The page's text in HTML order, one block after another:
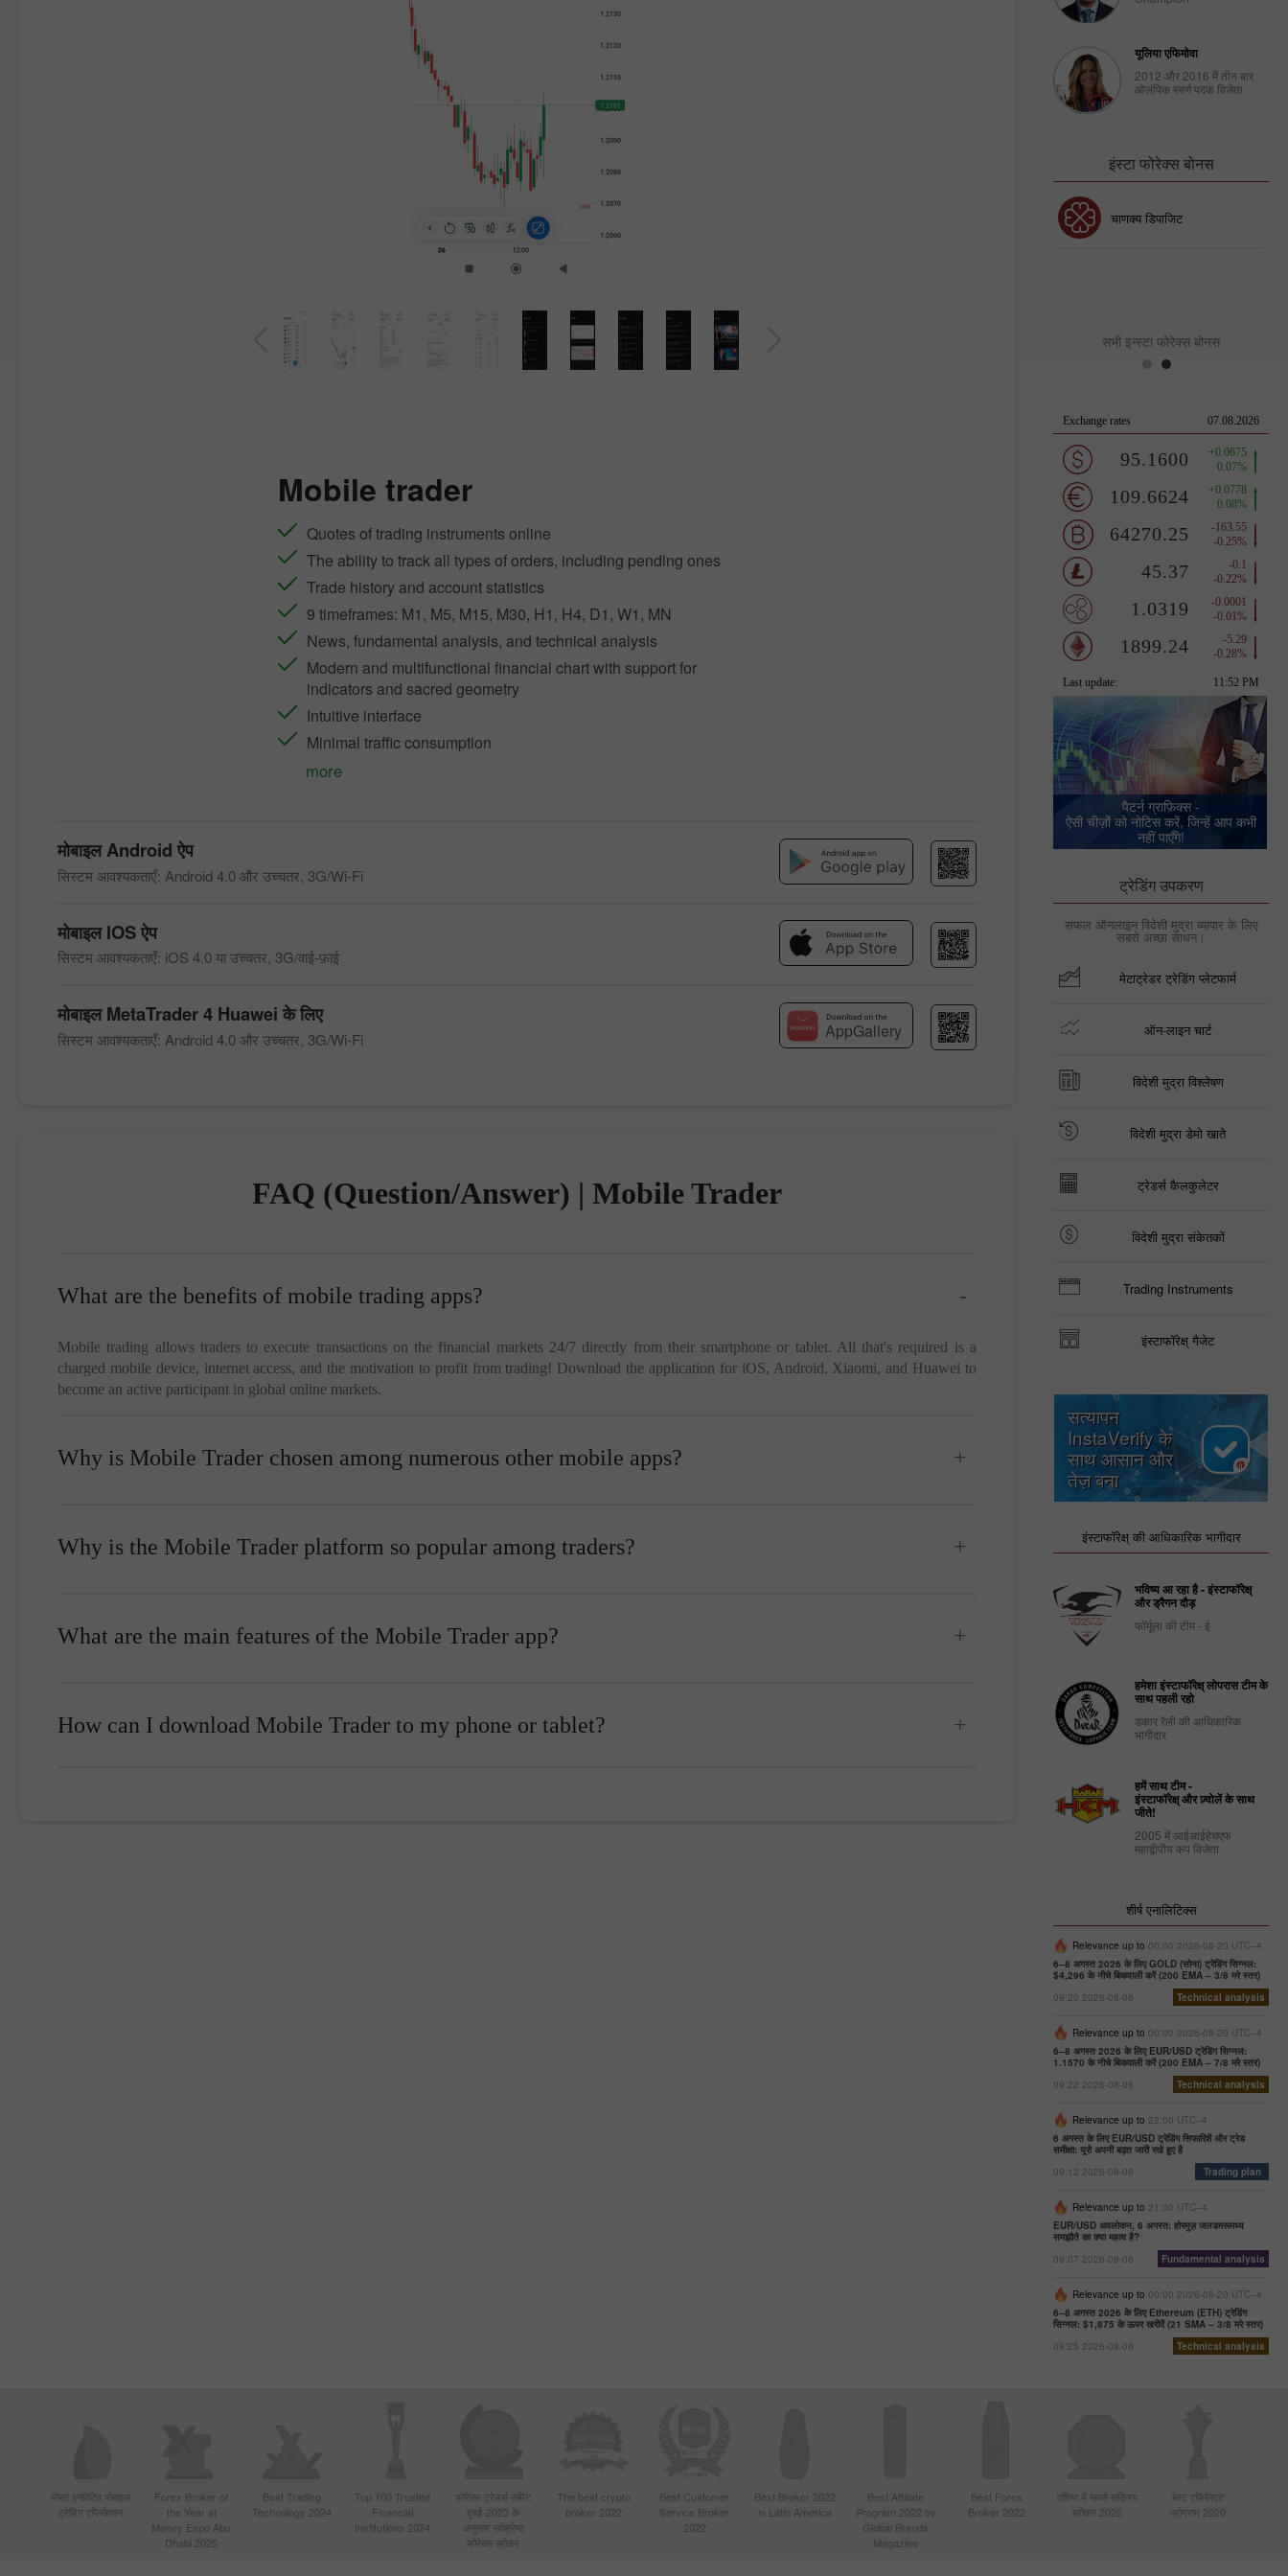
Mobile trader
Quotes of trading instruments online
The ability to track all types of orders, including pending ones
Trade history and account statistics
9 timeframes: M1, M5, M15, M30, H1, H4, D1, W1, MN
News, fundamental analysis, and technical analysis
Modern and multifunctional financial chart with support for
indicators and sacred geometry
Intuitive interface
Minimal traffic consumption
more
मोबाइल Android ऐप
सिस्टम आवश्यकताएँ: Android 4.0 और उच्चतर, 3G/Wi-Fi
मोबाइल IOS ऐप
सिस्टम आवश्यकताएँ: iOS 4.0 या उच्चतर, 3G/वाई-फ़ाई
मोबाइलMetaTrader 4 Huawei के लिए
सिस्टम आवश्यकताएँ: Android 4.0 और उच्चतर, 3G/Wi-Fi
FAQ (Question/Answer) | Mobile Trader
What are the benefits of mobile trading apps?
Mobile trading allows traders to execute transactions on the financial markets 24/7 directly from their smartphone or tablet. All that's required is a
charged mobile device, internet access, and the motivation to profit from trading! Download the application for iOS, Android, Xiaomi, and Huawei to
become an active participant in global online markets.
Why is Mobile Trader chosen among numerous other mobile apps?
Why is the Mobile Trader platform so popular among traders?
What are the main features of the Mobile Trader app?
How can I download Mobile Trader to my phone or tablet?
यूलिया एफिमोवा
2012 और 2016 में तीन बार
ओलंपिक स्वर्ण पदक विजेता
इंस्टा फोरेक्स बोनस
इंस्टा फोरेक्स क्लब बोनस
चाणक्य डिपाजिट
सभी इन्स्टा फोरेक्स बोनस
पैटर्न ग्राफ़िक्स -
ऐसी चीज़ों को नोटिस करें, जिन्हें आप कभी
नहीं पाएँगे!
ट्रेडिंग उपकरण
सफल ऑनलाइन विदेशी मुद्रा व्यापार के लिए
सबसे अच्छा साधन।
मेटाट्रेडर ट्रेडिंग प्लेटफार्म
ऑन-लाइन चार्ट
विदेशी मुद्रा विश्लेषण
विदेशी मुद्रा डेमो खाते
ट्रेडर्स कैलकुलेटर
विदेशी मुद्रा संकेतकों
Trading Instruments
इंस्टाफॉरेक्ष् गैजेट
सत्यापन
InstaVerify के
साथ आसान और
तेज़ बना
इंस्टाफॉरेक्ष् की आधिकारिक भागीदार
भविष्य आ रहा है - इंस्टाफॉरेक्ष्
और ड्रैगन दौड़
फॉर्मूला की टीम - ई
हमेशा इंस्टाफॉरेक्ष् लोपरास टीम के
साथ पहली रहो
डकार रैली की आधिकारिक
भागीदार
हमें साथ टीम -
इंस्टाफॉरेक्ष् और ज़्वोलें के साथ
जीते!
2005 में आईआईहेचएफ
महाद्वीपीय कप विजेता
शीर्ष एनालिटिक्स
Relevance up to 00:00 2026-08-20 UTC--4
6–8 अगस्त 2026 के लिए GOLD (सोना) ट्रेडिंग सिग्नल:
$4,296 के नीचे बिकवाली करें (200 EMA – 3/8 मरे स्तर)
09:20 2026-08-06
Technical analysis
Relevance up to 00:00 2026-08-20 UTC--4
6–8 अगस्त 2026 के लिए EUR/USD ट्रेडिंग सिग्नल:
1.1570 के नीचे बिकवाली करें (200 EMA – 7/8 मरे स्तर)
09:22 2026-08-06
Technical analysis
Relevance up to 22:00 UTC--4
6 अगस्त के लिए EUR/USD ट्रेडिंग सिफारिशें और ट्रेड
समीक्षा: यूरो अपनी बढ़त जारी रखे हुए है
09:12 2026-08-06
Trading plan
Relevance up to 21:00 UTC--4
EUR/USD अवलोकन, 6 अगस्त: होरमुज़ जलडमरूमध्य
समझौते का क्या महत्व है?
09:07 2026-08-06
Fundamental analysis
Relevance up to 00:00 2026-08-20 UTC--4
6–8 अगस्त 2026 के लिए Ethereum (ETH) ट्रेडिंग
सिग्नल: $1,875 के ऊपर खरीदें (21 SMA – 3/8 मरे स्तर)
09:25 2026-08-06
Technical analysis
मोस्ट इनोवेटिव मोबाइल
ट्रेडिंग एप्लिकेशन
Forex Broker of
the Year at
Money Expo Abu
Dhabi 2025
Best Trading
Technology 2024
Top 100 Trusted
Financial
Institutions 2024
फोरेक्स ट्रेडर्स समिट
दुबई-2023 के
अनुसार सर्वश्रेष्ठ
फोरेक्स ब्रोकर
The best crypto
broker 2022
Best Customer
Service Broker
2022
Best Broker 2022
in Latin America
Best Affiliate
Program 2022 by
Global Brands
Magazine
Best Forex
Broker 2022
एशिया में सबसे सक्रिय
ब्रोकर 2020
बेस्ट एफिलिएट
प्रोग्राम 2020